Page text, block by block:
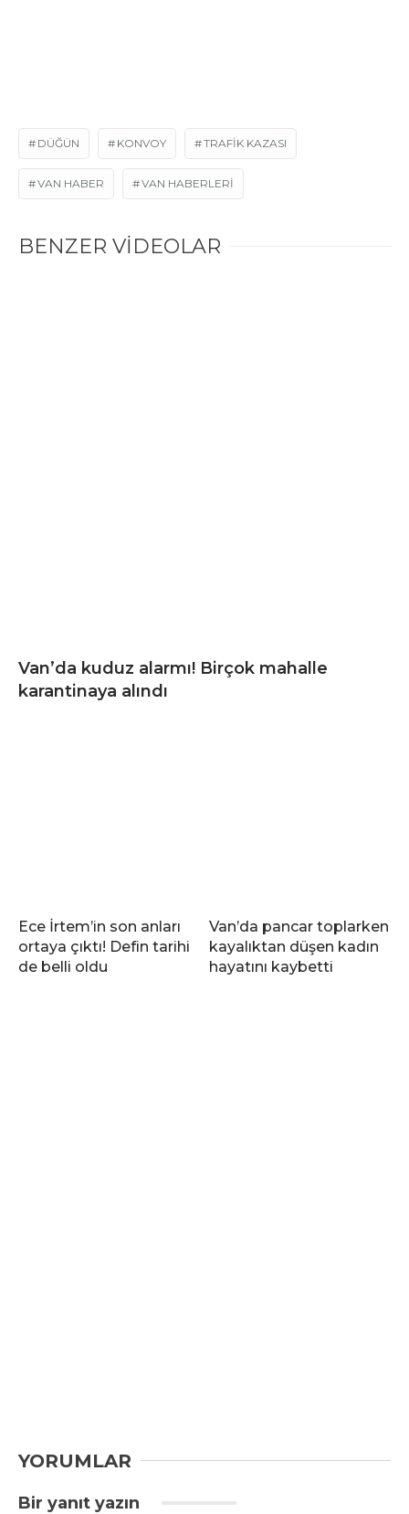
DÜĞÜN KONVOY TRAFIK KAZASI
VAN HABER VAN HABERLERI
BENZER VİDEOLAR
Van’da kuduz alarmı! Birçok mahalle
karantinaya alındı
Ece İrtem’in son anları
ortaya çıktı! Defin tarihi
de belli oldu
Van’da pancar toplarken
kayalıktan düşen kadın
hayatını kaybetti
YORUMLAR
Bir yanıt yazın